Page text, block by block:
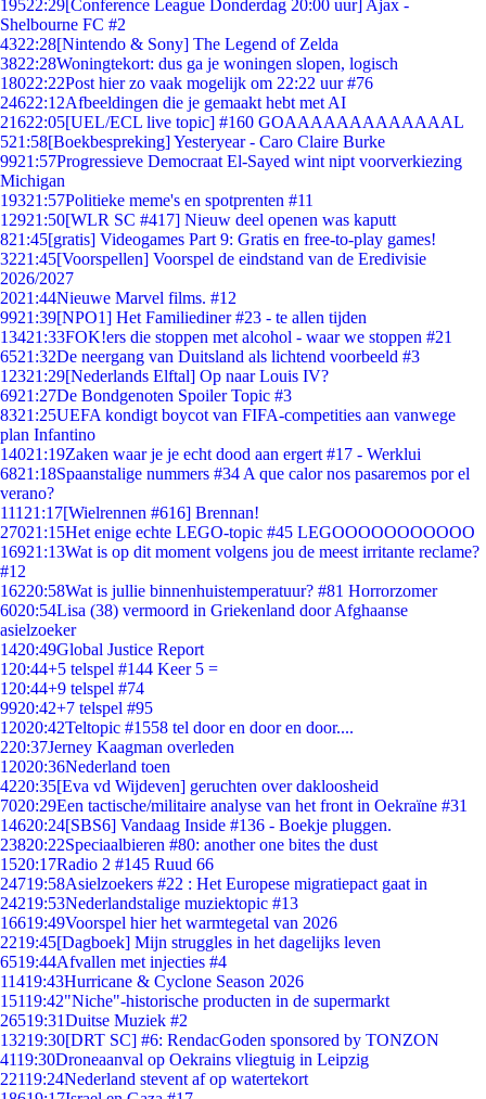
19522:29[Conference League Donderdag 20:00 uur] Ajax -
Shelbourne FC #2
4322:28[Nintendo & Sony] The Legend of Zelda
3822:28Woningtekort: dus ga je woningen slopen, logisch
18022:22Post hier zo vaak mogelijk om 22:22 uur #76
24622:12Afbeeldingen die je gemaakt hebt met AI
21622:05[UEL/ECL live topic] #160 GOAAAAAAAAAAAAAL
521:58[Boekbespreking] Yesteryear - Caro Claire Burke
9921:57Progressieve Democraat El-Sayed wint nipt voorverkiezing
Michigan
19321:57Politieke meme's en spotprenten #11
12921:50[WLR SC #417] Nieuw deel openen was kaputt
821:45[gratis] Videogames Part 9: Gratis en free-to-play games!
3221:45[Voorspellen] Voorspel de eindstand van de Eredivisie
2026/2027
2021:44Nieuwe Marvel films. #12
9921:39[NPO1] Het Familiediner #23 - te allen tijden
13421:33FOK!ers die stoppen met alcohol - waar we stoppen #21
6521:32De neergang van Duitsland als lichtend voorbeeld #3
12321:29[Nederlands Elftal] Op naar Louis IV?
6921:27De Bondgenoten Spoiler Topic #3
8321:25UEFA kondigt boycot van FIFA-competities aan vanwege
plan Infantino
14021:19Zaken waar je je echt dood aan ergert #17 - Werklui
6821:18Spaanstalige nummers #34 A que calor nos pasaremos por el
verano?
111 21:17[Wielrennen #616] Brennan!
27021:15Het enige echte LEGO-topic #45 LEGOOOOOOOOOOO
16921:13Wat is op dit moment volgens jou de meest irritante reclame?
#12
16220:58Wat is jullie binnenhuistemperatuur? #81 Horrorzomer
6020:54Lisa (38) vermoord in Griekenland door Afghaanse
asielzoeker
1420:49Global Justice Report
1 20:44+5 telspel #144 Keer 5 =
1 20:44+9 telspel #74
9920:42+7 telspel #95
12020:42Teltopic #1558 tel door en door en door....
220:37Jerney Kaagman overleden
12020:36Nederland toen
4220:35[Eva vd Wijdeven] geruchten over dakloosheid
7020:29Een tactische/militaire analyse van het front in Oekraïne #31
14620:24[SBS6] Vandaag Inside #136 - Boekje pluggen.
23820:22Speciaalbieren #80: another one bites the dust
1520:17Radio 2 #145 Ruud 66
24719:58Asielzoekers #22 : Het Europese migratiepact gaat in
24219:53Nederlandstalige muziektopic #13
16619:49Voorspel hier het warmtegetal van 2026
2219:45[Dagboek] Mijn struggles in het dagelijks leven
6519:44Afvallen met injecties #4
11419:43Hurricane & Cyclone Season 2026
15119:42"Niche"-historische producten in de supermarkt
26519:31Duitse Muziek #2
13219:30[DRT SC] #6: RendacGoden sponsored by TONZON
4119:30Droneaanval op Oekrains vliegtuig in Leipzig
22119:24Nederland stevent af op watertekort